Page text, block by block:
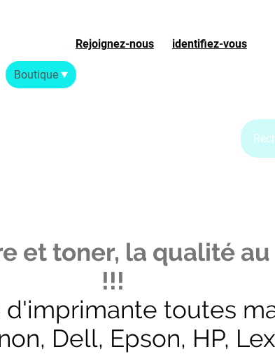
Rejoignez-nousou identifiez-vous
Boutique
et toner, la qualité
!!!
d'imprimante toutes
Dell, Epson, HP,